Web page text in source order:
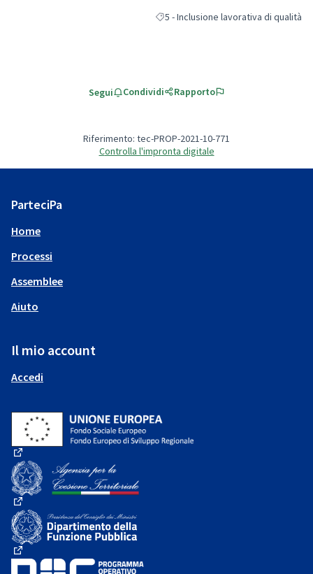
Filtra i risultati per categoria: 5 -
5 - Inclusione lavorativa di qualità
Segui Condividi Rapporto
Riferimento: tec-PROP-2021-10-771
Controlla l'impronta digitale
ParteciPa
Home
Processi
Assemblee
Aiuto
Il mio account
Accedi
(Collegamento esterno)
(Collegamento esterno)
(Collegamento esterno)